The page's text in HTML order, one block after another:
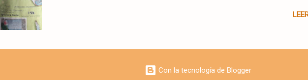
Con la tecnología de Blogger